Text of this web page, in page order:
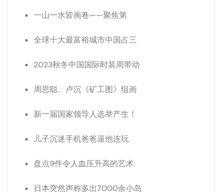
一山一水皆画卷——聚焦第
全球十大最富裕城市中国占三
2023秋冬中国国际时装周带动
周思聪、卢沉《矿工图》组画
新一届国家领导人选举产生！
儿子沉迷手机爸爸逼他连玩
盘点9件令人血压升高的艺术
日本突然声称多出7000余小岛